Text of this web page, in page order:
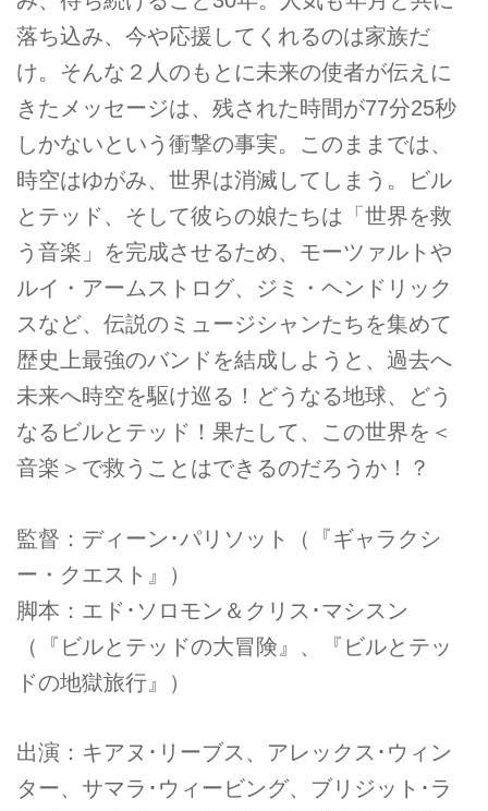
落ち込み、今や応援してくれるのは家族だ
け。そんな２人のもとに未来の使者が伝えに
きたメッセージは、残された時間が77分25秒
しかないという衝撃の事実。このままでは、
時空はゆがみ、世界は消滅してしまう。ビル
とテッド、そして彼らの娘たちは「世界を救
う音楽」を完成させるため、モーツァルトや
ルイ・アームストログ、ジミ・ヘンドリック
スなど、伝説のミュージシャンたちを集めて
歴史上最強のバンドを結成しようと、過去へ
未来へ時空を駆け巡る！どうなる地球、どう
なるビルとテッド！果たして、この世界を＜
音楽＞で救うことはできるのだろうか！？
監督：ディーン･パリソット（『ギャラクシ
ー・クエスト』）
脚本：エド･ソロモン＆クリス･マシスン
（『ビルとテッドの大冒険』、『ビルとテッ
ドの地獄旅行』）
出演：キアヌ･リーブス、アレックス･ウィン
ター、サマラ･ウィービング、ブリジット･ラ